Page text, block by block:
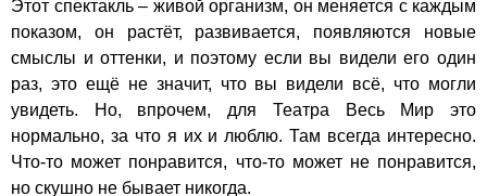
Этот спектакль – живой организм, он меняется с каждым
показом, он растёт, развивается, появляются новые
смыслы и оттенки, и поэтому если вы видели его один
раз, это ещё не значит, что вы видели всё, что могли
увидеть. Но, впрочем, для Театра Весь Мир это
нормально, за что я их и люблю. Там всегда интересно.
Что-то может понравится, что-то может не понравится,
но скушно не бывает никогда.